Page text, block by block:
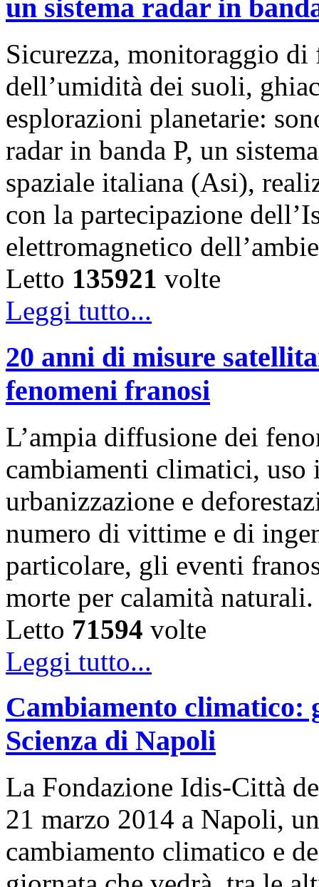
un sistema radar in
Sicurezza, monitoraggio di
dell’umidità dei suoli,
esplorazioni planetarie:
radar in banda P, un
spaziale italiana (Asi),
con la partecipazione
elettromagnetico
Letto 135921 volte
Leggi tutto...
20 anni di misure
fenomeni franosi
L’ampia diffusione dei
cambiamenti climatici,
urbanizzazione e
numero di vittime e di
particolare, gli eventi
morte per calamità
Letto 71594 volte
Leggi tutto...
Cambiamento climatico:
Scienza di Napoli
La Fondazione Idis-Città
21 marzo 2014 a Napoli,
cambiamento climatico e